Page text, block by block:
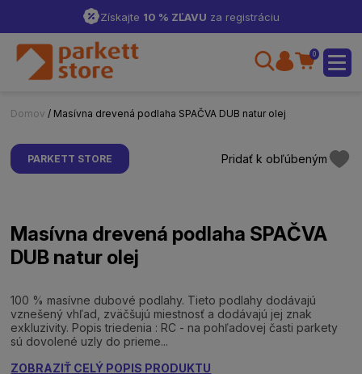
Získajte 10 % ZĽAVU za registráciu
0
Domov / Masívna drevená podlaha SPAČVA DUB natur olej
PARKETT STORE Pridať k obľúbeným
Masívna drevená podlaha SPAČVA
DUB natur olej
100 % masívne dubové podlahy. Tieto podlahy dodávajú
vznešený vhľad, zväčšujú miestnosť a dodávajú jej znak
exkluzivity. Popis triedenia : RC - na pohľadovej časti parkety
sú dovolené uzly do prieme...
ZOBRAZIŤ CELÝ POPIS PRODUKTU